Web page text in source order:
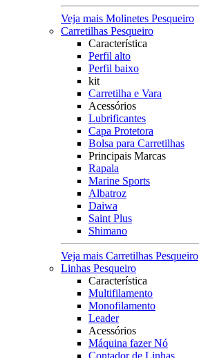
Veja mais Molinetes Pesqueiro
Carretilhas Pesqueiro
Característica
Perfil alto
Perfil baixo
kit
Carretilha e Vara
Acessórios
Lubrificantes
Capa Protetora
Bolsa para Carretilhas
Principais Marcas
Rapala
Marine Sports
Albatroz
Daiwa
Saint Plus
Shimano
Veja mais Carretilhas Pesqueiro
Linhas Pesqueiro
Característica
Multifilamento
Monofilamento
Leader
Acessórios
Máquina fazer Nó
Contador de Linhas